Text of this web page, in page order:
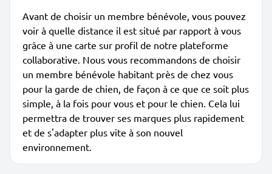
Avant de choisir un membre bénévole, vous pouvez
voir à quelle distance il est situé par rapport à vous
grâce à une carte sur profil de notre plateforme
collaborative. Nous vous recommandons de choisir
un membre bénévole habitant près de chez vous
pour la garde de chien, de façon à ce que ce soit plus
simple, à la fois pour vous et pour le chien. Cela lui
permettra de trouver ses marques plus rapidement
et de s'adapter plus vite à son nouvel
environnement.